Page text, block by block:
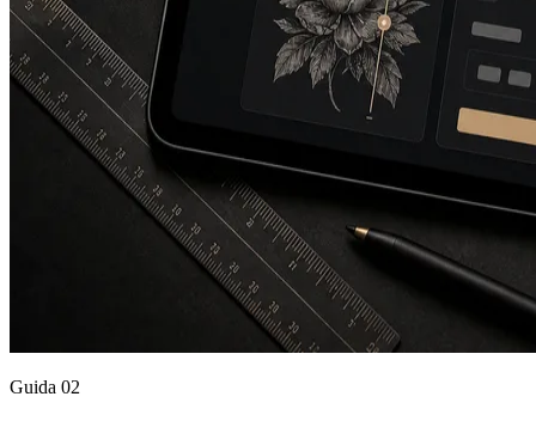
Guida 02